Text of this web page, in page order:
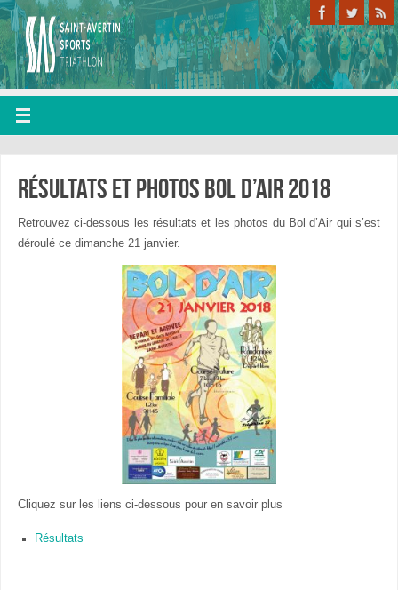
Résultats et photos bol d’air 2018
Retrouvez ci-dessous les résultats et les photos du Bol d’Air qui s’est
déroulé ce dimanche 21 janvier.
Cliquez sur les liens ci-dessous pour en savoir plus
Résultats